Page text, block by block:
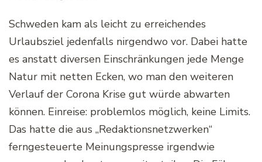
Schweden kam als leicht zu erreichendes
Urlaubsziel jedenfalls nirgendwo vor. Dabei hatte
es anstatt diversen Einschränkungen jede Menge
Natur mit netten Ecken, wo man den weiteren
Verlauf der Corona Krise gut würde abwarten
können. Einreise: problemlos möglich, keine Limits.
Das hatte die aus „Redaktionsnetzwerken“
ferngesteuerte Meinungspresse irgendwie